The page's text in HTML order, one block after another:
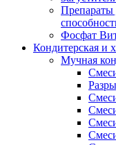
Препараты
Фосфат
Кондитерская и
Мучная